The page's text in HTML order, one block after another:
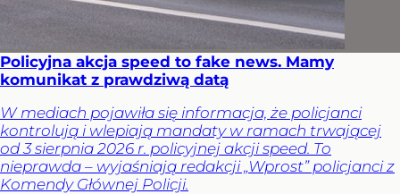
Policyjna akcja speed to fake news. Mamy
komunikat z prawdziwą datą
W mediach pojawiła się informacja, że policjanci
kontrolują i wlepiają mandaty w ramach trwającej
od 3 sierpnia 2026 r. policyjnej akcji speed. To
nieprawda – wyjaśniają redakcji „Wprost” policjanci z
Komendy Głównej Policji.